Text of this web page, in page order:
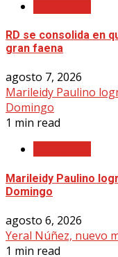
RD se consolida en
gran faena
agosto 7, 2026
Marileidy Paulino
Domingo
1 min read
Marileidy Paulino
Domingo
agosto 6, 2026
Yeral Núñez, nuevo
1 min read